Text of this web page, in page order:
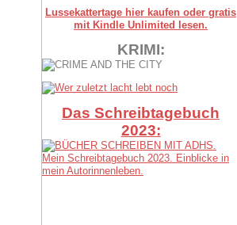
Lussekattertage hier kaufen oder gratis
mit Kindle Unlimited lesen.
KRIMI:
Das Schreibtagebuch
2023: